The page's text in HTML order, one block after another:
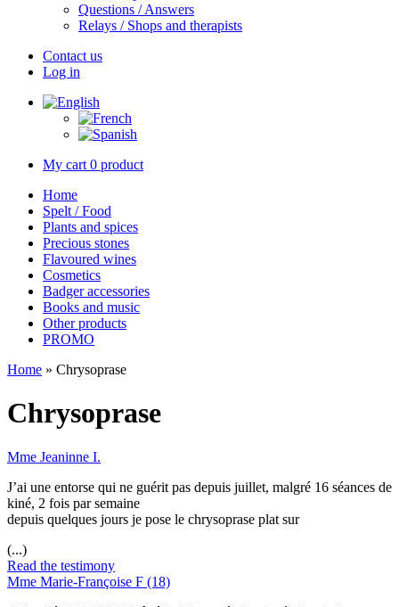
Questions / Answers
Relays / Shops and therapists
Contact us
Log in
My cart 0 product
Home
Spelt / Food
Plants and spices
Precious stones
Flavoured wines
Cosmetics
Badger accessories
Books and music
Other products
PROMO
Home » Chrysoprase
Chrysoprase
Mme Jeaninne I.
J’ai une entorse qui ne guérit pas depuis juillet, malgré 16 séances de
kiné, 2 fois par semaine
depuis quelques jours je pose le chrysoprase plat sur
(...)
Read the testimony
Mme Marie-Françoise F (18)